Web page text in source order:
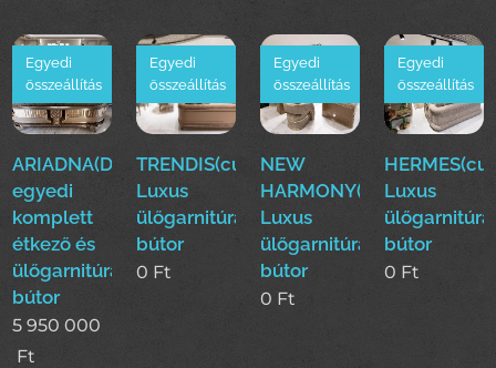
ARIADNA(Duy)Luxus
egyedi
komplett
étkező és
ülőgarnitúra
bútor
Egyedi
összeállítás
5 950 000
Ft
TRENDIS(cur)
Luxus
ülőgarnitúra
bútor
Egyedi
összeállítás
0 Ft
NEW
HARMONY(cur)
Luxus
ülőgarnitúra
bútor
Egyedi
összeállítás
0 Ft
Luxus
ülőgarnitúra
bútor
Egyedi
összeállítás
0 Ft